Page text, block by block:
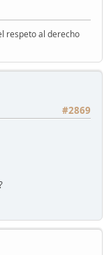
respeto al derecho
#2869